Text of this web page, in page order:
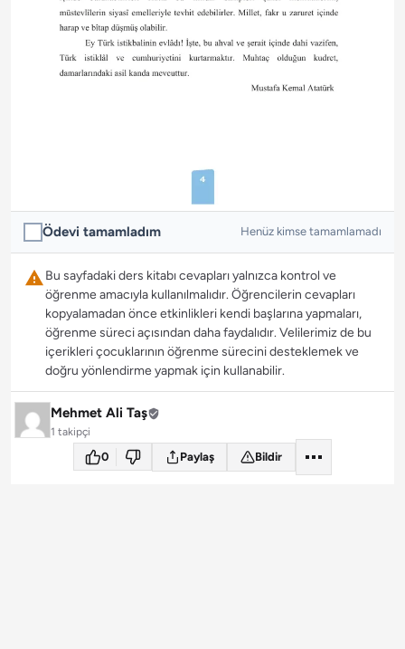
Ödevi tamamladım Henüz kimse tamamlamadı
Bu sayfadaki ders kitabı cevapları yalnızca kontrol ve
öğrenme amacıyla kullanılmalıdır. Öğrencilerin cevapları
kopyalamadan önce etkinlikleri kendi başlarına yapmaları,
öğrenme süreci açısından daha faydalıdır. Velilerimiz de bu
içerikleri çocuklarının öğrenme sürecini desteklemek ve
doğru yönlendirme yapmak için kullanabilir.
Mehmet Ali Taş
1 takipçi
0 Paylaş Bildir